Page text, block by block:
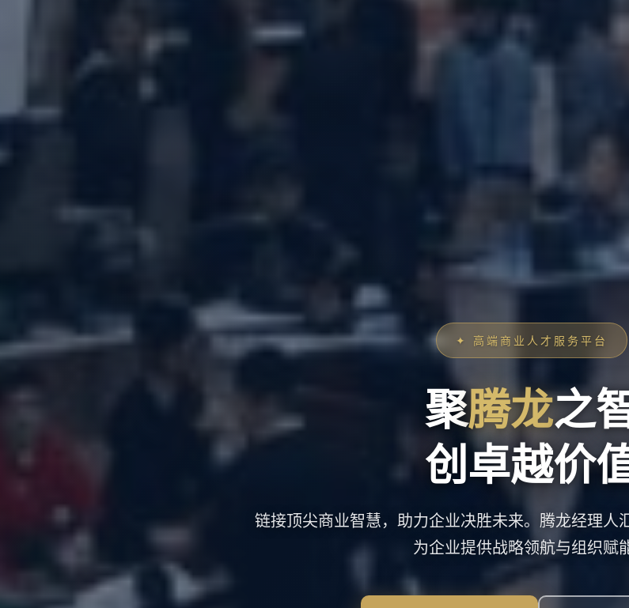
✦ 高端商业人才服务平台
聚腾龙之
创卓越价
链接顶尖商业智慧，助力企业决胜未来。腾龙经理人
为企业提供战略领航与组织赋